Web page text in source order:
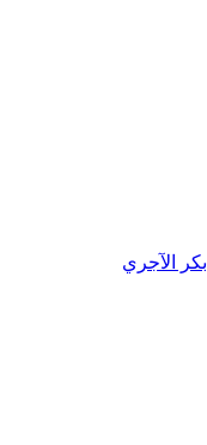
الآجري